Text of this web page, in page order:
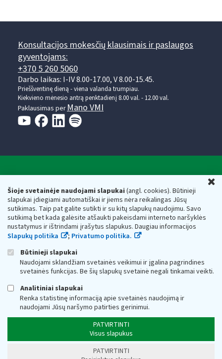
Šioje svetainėje naudojami slapukai(angl. cookies). Būtinieji
slapukai įdiegiami automatiškai ir jiems nėra reikalingas Jūsų
sutikimas. Taip pat galite sutikti ir su kitų slapukų naudojimu. Savo
sutikimą bet kada galėsite atšaukti pakeisdami interneto naršyklės
nustatymus ir ištrindami įrašytus slapukus. Daugiau informacijos
Slapukų politika
; Privatumo politika.
Būtinieji slapukai
Naudojami sklandžiam svetainės veikimui ir įgalina pagrindines
svetainės funkcijas. Be šių slapukų svetainė negali tinkamai veikti.
Analitiniai slapukai
Renka statistinę informaciją apie svetainės naudojimą ir
naudojami Jūsų naršymo patirties gerinimui.
PATVIRTINTI
Visus slapukus
PATVIRTINTI
Konsultacijos mokesčių klausimais ir paslaugos
gyventojams:
+370 5 260 5060
Darbo laikas: I-IV 8.00-17.00, V 8.00-15.45.
Prieššventinę dieną - viena valanda trumpiau.
Kiekvieno mėnesio antrą penktadienį 8.00 val. - 12.00 val.
Paklausimas perMano VMI
Valstybinė mokesčių inspekcija prie Lietuvos
Respublikos finansų ministerijos
Biudžetinė įstaiga. Juridinio asmens kodas — 188659752,
adresas: Vasario 16-osios g. 14, 01107 Vilnius, Lietuva, el.paštas:
vmi@vmi.lt, E. pristatymo dėžutės adresas 188659752
Duomenys apie Valstybinę mokesčių inspekciją prie Lietuvos
Respublikos finansų ministerijos kaupiami ir saugomi Juridinių